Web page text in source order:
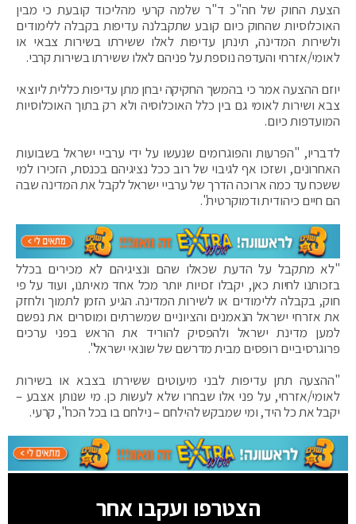
הצעת החוק של חה"כ ד"ר שלמה קרעי מהליכוד קובעת כי מבין
האוכלוסיות שהחוק כיום קובע שתקבלנה עדיפות בקבלה ללימודים
ולשירות המדינה, תינתן עדיפות לאלו ששירתו בשירות צבאי או
לאומי/אזרחי והעדפה נוספת על פניהם לאלו ששירתו בשירות קרבי.
יוזם ההצעה אמר כי בהמשך החקיקה יבחן מתן עדיפות כללית ליוצאי
צבא ושירות לאומי גם בין כלל האוכלוסיה ולא רק בתוך האוכלוסיות
המועדפות כיום.
לדבריו, "הפרעות והפוגרומים שנעשו על ידי ערביי ישראל בשבועות
האחרונים, ושזכו אף לגיבוי של רוב ככל נציגיהם בכנסת, הזכירו למי
ששכח עד כמה ארוכה הדרך של ערביי ישראל לקבל את המדינה שבה
הם חיים כיהודית ודמוקרטית".
"לא מתקבל על הדעת שכאלו שהם ונציגיהם לא מכירים בכלל
בזכותנו לחיות כאן, יקבלו זכויות יותר מכל אחד מאיתנו, ועוד על פי
חוק, בקבלה ללימודים או לשירות המדינה. הגיע הזמן לתמוך ולחזק
את אזרחי ישראל הנאמנים והציוניים שמשרתים ומוסרים את נפשם
למען מדינת ישראל ולהפסיק להוריד את הראש בפני ערכים
פרוגרסיביים רופסים מבית מדרשם של שונאי ישראל".
"ההצעה תתן עדיפות לבני מיעוטים ששירתו בצבא או בשירות
לאומי/אזרחי, על פני אלו שבחרו שלא לעשות כן. מי שנותן אצבע –
יקבל את כל היד, ומי שמבקש להילחם – נילחם בו בכל הכח", קרעי.
הצטרפו ועקבו אחר